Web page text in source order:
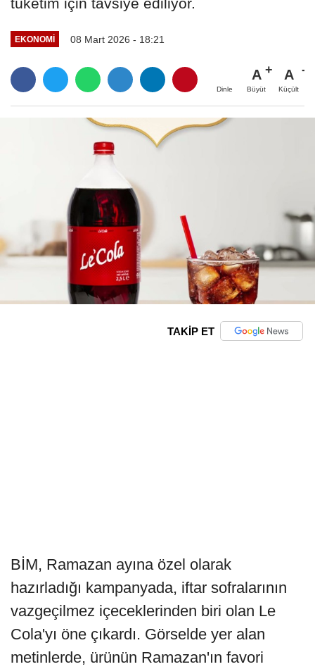
EKONOMI 08 Mart 2026 - 18:21
Dinle
A
Büyüt
A
Küçült
TAKİP ET
BİM, Ramazan ayına özel olarak
hazırladığı kampanyada, iftar sofralarının
vazgeçilmez içeceklerinden biri olan Le
Cola'yı öne çıkardı. Görselde yer alan
metinlerde, ürünün Ramazan'ın favori